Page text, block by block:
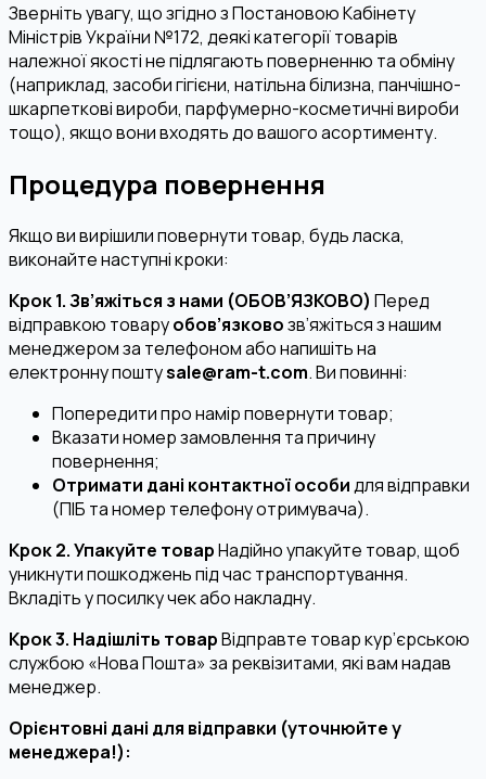
Зверніть увагу, що згідно з Постановою Кабінету
Міністрів України №172, деякі категорії товарів
належної якості не підлягають поверненню та обміну
(наприклад, засоби гігієни, натільна білизна, панчішно-
шкарпеткові вироби, парфумерно-косметичні вироби
тощо), якщо вони входять до вашого асортименту.
Процедура повернення
Якщо ви вирішили повернути товар, будь ласка,
виконайте наступні кроки:
Крок 1. Зв’яжіться з нами (ОБОВ’ЯЗКОВО) Перед
відправкою товаруобов’язковозв’яжіться з нашим
менеджером за телефоном або напишіть на
електронну поштуsale@ram-t.com. Ви повинні:
Попередити про намір повернути товар;
Вказати номер замовлення та причину
повернення;
Отримати дані контактної особидля відправки
(ПІБ та номер телефону отримувача).
Крок 2. Упакуйте товарНадійно упакуйте товар, щоб
уникнути пошкоджень під час транспортування.
Вкладіть у посилку чек або накладну.
Крок 3. Надішліть товарВідправте товар кур’єрською
службою «Нова Пошта» за реквізитами, які вам надав
менеджер.
Орієнтовні дані для відправки (уточнюйте у
менеджера!):